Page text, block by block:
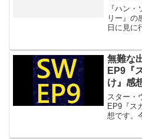
『ハン
リー』の
日に見に
い。世界
い『スタ
無難な
EP9『
け』感
スター・
EP9『ス
想です。